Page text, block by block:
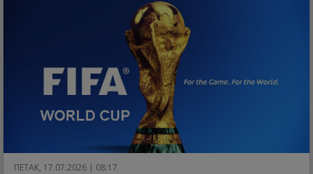
ПЕТАК, 17.07.2026 | 08:17